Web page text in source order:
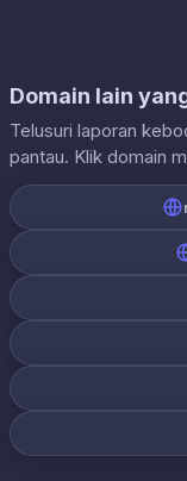
Domain lain
Telusuri laporan
pantau. Klik domain